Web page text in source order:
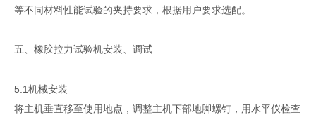
等不同材料性能试验的夹持要求，根据用户要求选配。
五、 橡胶拉力试验机安装、调试
5.1机械安装
将主机垂直移至使用地点，调整主机下部地脚螺钉，用水平仪检查